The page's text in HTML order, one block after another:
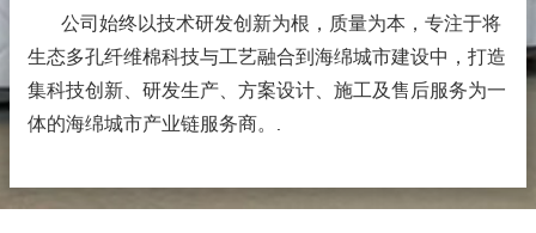
公司始终以技术研发创新为根，质量为本，专注于将
生态多孔纤维棉科技与工艺融合到海绵城市建设中，打造
集科技创新、研发生产、方案设计、施工及售后服务为一
体的海绵城市产业链服务商。